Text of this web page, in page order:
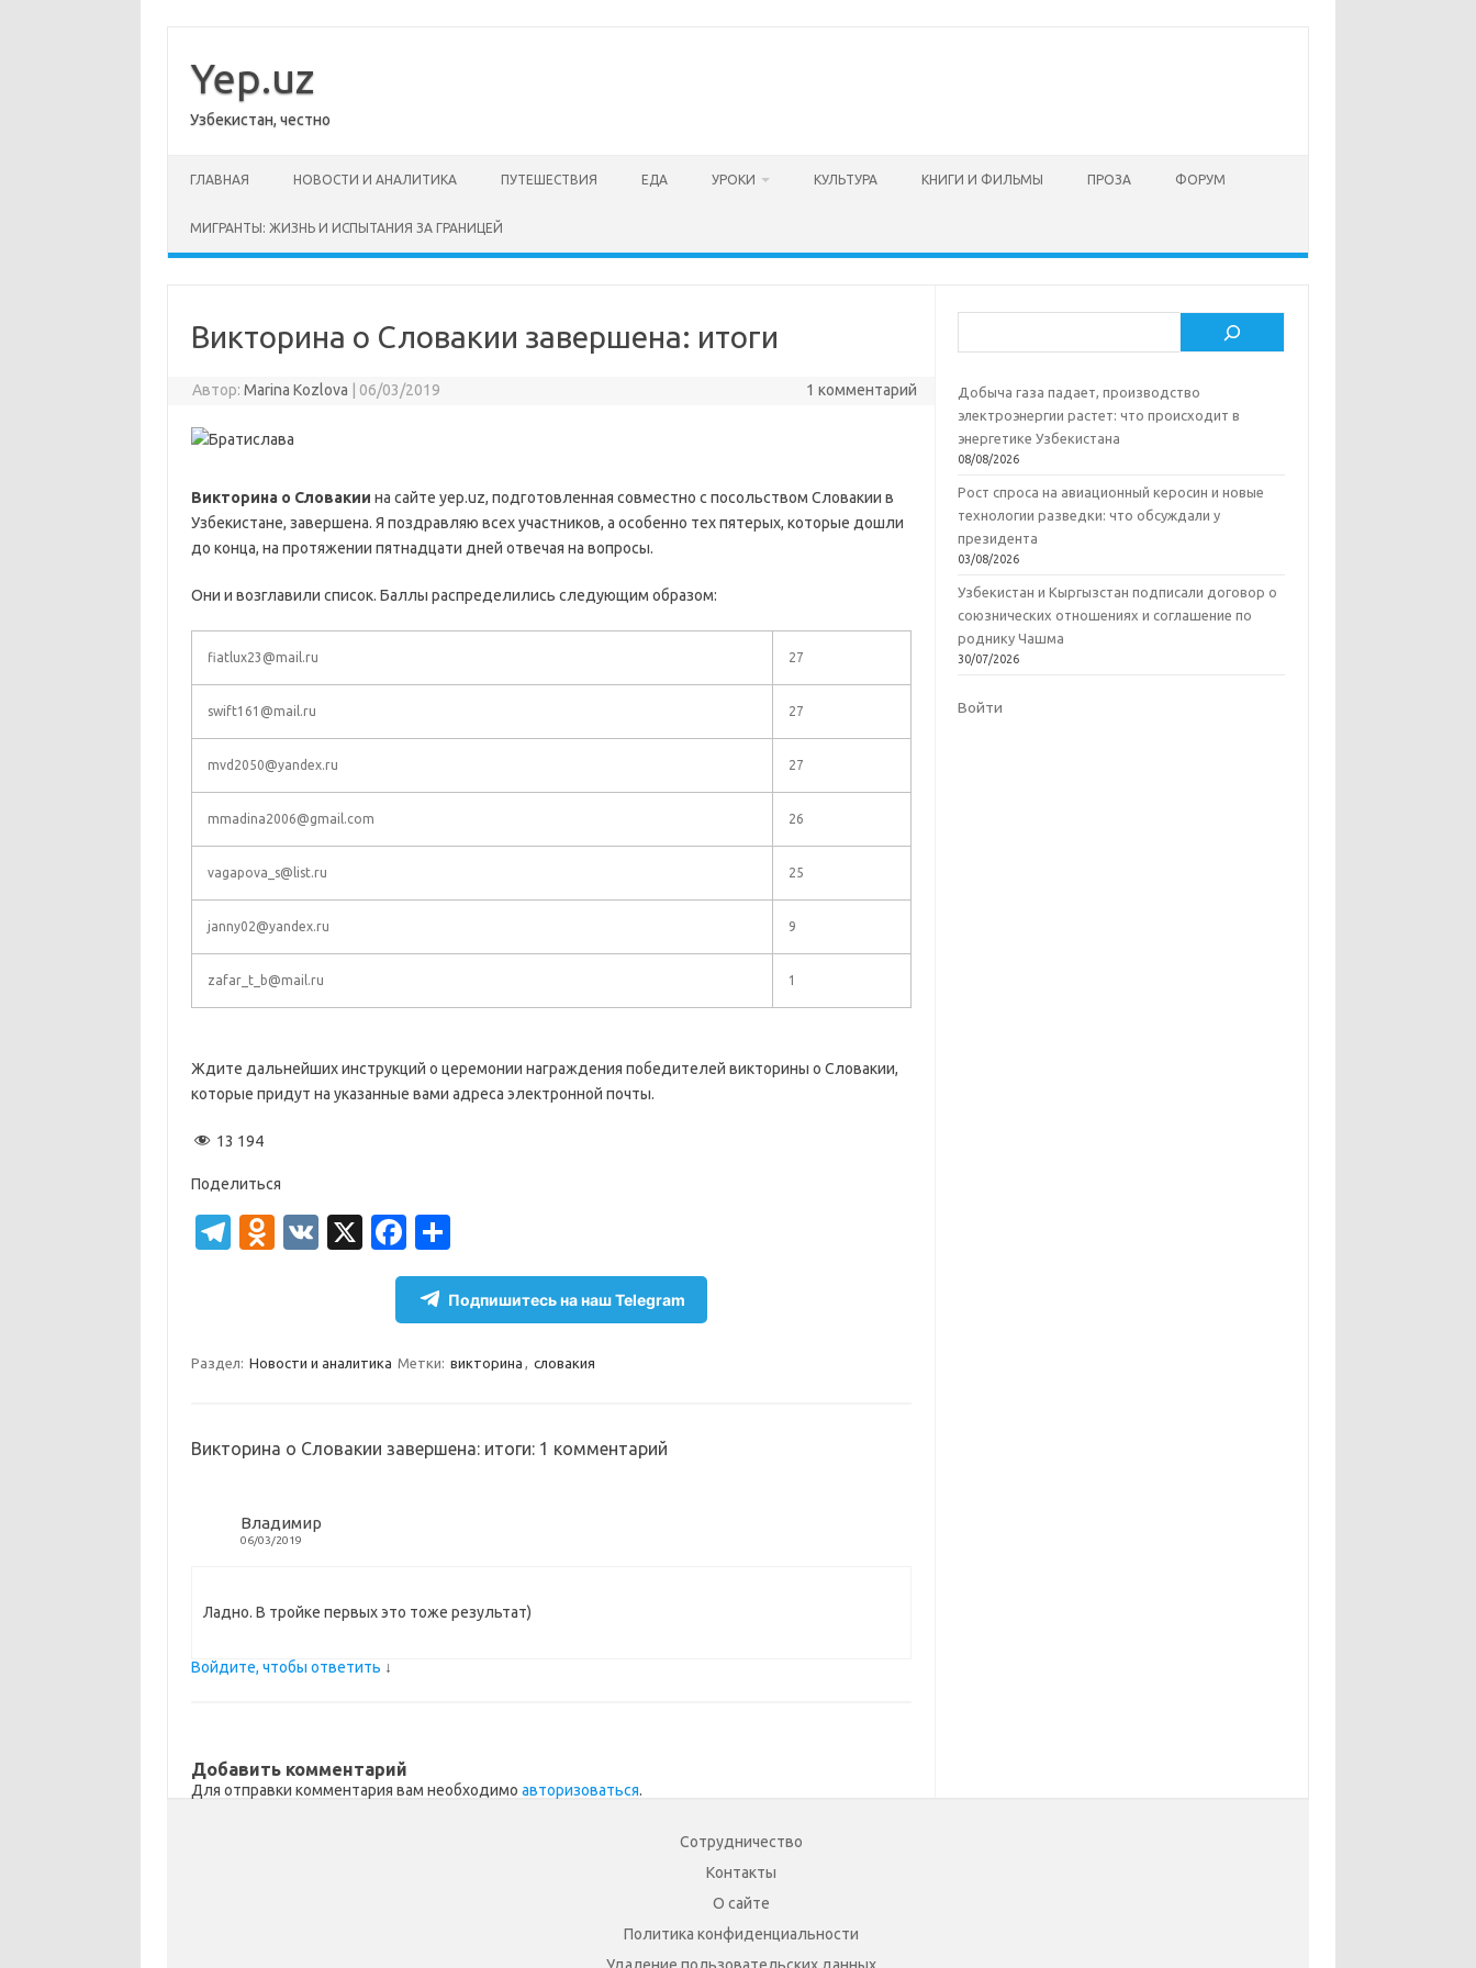
содержимому
Yep.uz
Узбекистан, честно
ГЛАВНАЯ НОВОСТИ И АНАЛИТИКА ПУТЕШЕСТВИЯ ЕДА УРОКИ КУЛЬТУРА КНИГИ И ФИЛЬМЫ ПРОЗА ФОРУМ
МИГРАНТЫ: ЖИЗНЬ И ИСПЫТАНИЯ ЗА ГРАНИЦЕЙ
Викторина о Словакии завершена: итоги
Автор: Marina Kozlova 06/03/2019 1 комментарий
Викторина о Словакии на сайте yep.uz, подготовленная совместно с посольством Словакии в
Узбекистане, завершена. Я поздравляю всех участников, а особенно тех пятерых, которые дошли
до конца, на протяжении пятнадцати дней отвечая на вопросы.
Они и возглавили список. Баллы распределились следующим образом:
fiatlux23@mail.ru 27
swift161@mail.ru 27
mvd2050@yandex.ru 27
mmadina2006@gmail.com 26
vagapova_s@list.ru 25
janny02@yandex.ru 9
zafar_t_b@mail.ru 1
Ждите дальнейших инструкций о церемонии награждения победителей викторины о Словакии,
которые придут на указанные вами адреса электронной почты.
13 194
Поделиться
T
a
O
kl
sn
i
V
X
Fa
c
e
o
k
т
п
а
и
Подпишитесь на наш Telegram
Раздел: Новости и аналитика Метки: викторина , словакия
Викторина о Словакии завершена: итоги: 1 комментарий
Владимир
06/03/2019
Ладно. В тройке первых это тоже результат)
Войдите, чтобы ответить ↓
Добавить комментарий
Для отправки комментария вам необходимо авторизоваться.
Добыча газа падает, производство
электроэнергии растет: что происходит в
энергетике Узбекистана
08/08/2026
Рост спроса на авиационный керосин и новые
технологии разведки: что обсуждали у
президента
03/08/2026
Узбекистан и Кыргызстан подписали договор о
союзнических отношениях и соглашение по
роднику Чашма
30/07/2026
Войти
Сотрудничество
Контакты
О сайте
Политика конфиденциальности